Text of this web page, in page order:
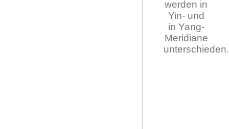
werden in
Yin- und
in Yang-
Meridiane
unterschieden.